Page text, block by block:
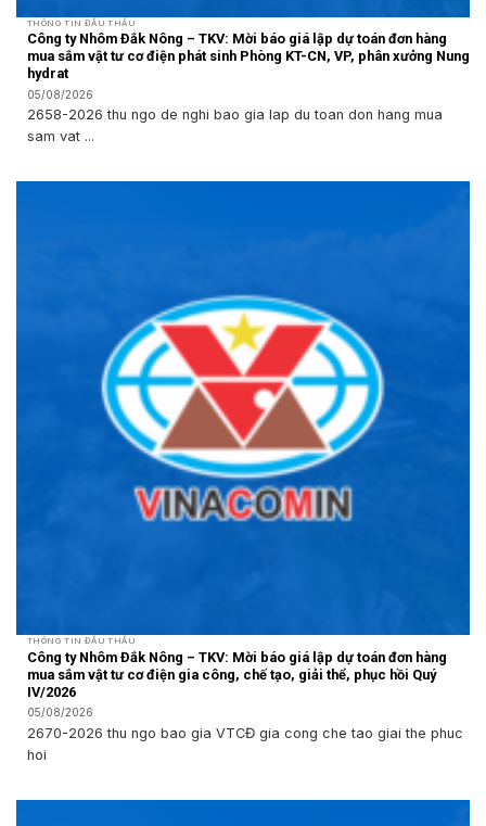
THÔNG TIN ĐẤU THẦU
Công ty Nhôm Đắk Nông – TKV: Mời báo giá lập dự toán đơn hàng
mua sắm vật tư cơ điện phát sinh Phòng KT-CN, VP, phân xưởng Nung
hydrat
05/08/2026
2658-2026 thu ngo de nghi bao gia lap du toan don hang mua
sam vat ...
THÔNG TIN ĐẤU THẦU
Công ty Nhôm Đắk Nông – TKV: Mời báo giá lập dự toán đơn hàng
mua sắm vật tư cơ điện gia công, chế tạo, giải thể, phục hồi Quý
IV/2026
05/08/2026
2670-2026 thu ngo bao gia VTCĐ gia cong che tao giai the phuc
hoi